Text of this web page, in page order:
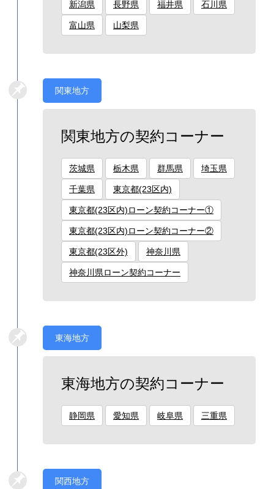
新潟県 長野県 福井県 石川県
富山県 山梨県
関東地方
関東地方の契約コーナー
茨城県 栃木県 群馬県 埼玉県
千葉県 東京都(23区内)
東京都(23区内)ローン契約コーナー①
東京都(23区内)ローン契約コーナー②
東京都(23区外) 神奈川県
神奈川県ローン契約コーナー
東海地方
東海地方の契約コーナー
静岡県 愛知県 岐阜県 三重県
関西地方